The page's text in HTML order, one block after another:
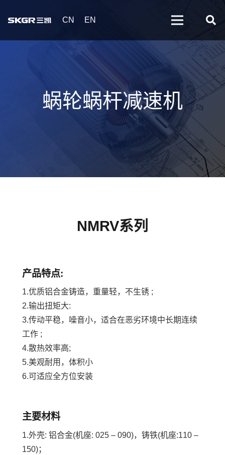
CN EN
蜗轮蜗杆减速机
NMRV系列
产品特点:
1.优质铝合金铸造，重量轻，不生锈 ;
2.输出扭矩大:
3.传动平稳，噪音小，适合在恶劣环境中长期连续
工作 ;
4.散热效率高;
5.美观耐用，体积小
6.可适应全方位安装
主要材料
1.外壳: 铝合金(机座: 025 – 090)，铸铁(机座:110 –
150)；